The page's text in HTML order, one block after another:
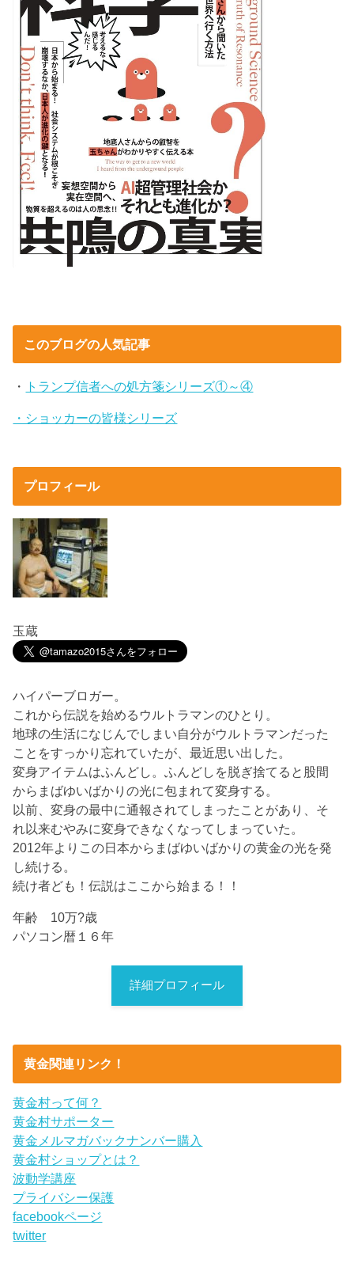
このブログの人気記事
・ トランプ信者への処方箋シリーズ①～④
・ショッカーの皆様シリーズ
プロフィール
玉蔵
ハイパーブロガー。
これから伝説を始めるウルトラマンのひとり。
地球の生活になじんでしまい自分がウルトラマンだった
ことをすっかり忘れていたが、最近思い出した。
変身アイテムはふんどし。ふんどしを脱ぎ捨てると股間
からまばゆいばかりの光に包まれて変身する。
以前、変身の最中に通報されてしまったことがあり、そ
れ以来むやみに変身できなくなってしまっていた。
2012年よりこの日本からまばゆいばかりの黄金の光を発
し続ける。
続け者ども！伝説はここから始まる！！
年齢 10万?歳
パソコン暦１６年
詳細プロフィール
黄金関連リンク！
黄金村って何？
黄金村サポーター
黄金メルマガバックナンバー購入
黄金村ショップとは？
波動学講座
プライバシー保護
facebookページ
twitter